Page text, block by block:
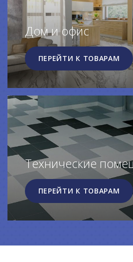
Дом и офис
ПЕРЕЙТИ К ТОВАРАМ
Технические
ПЕРЕЙТИ К ТОВАРАМ